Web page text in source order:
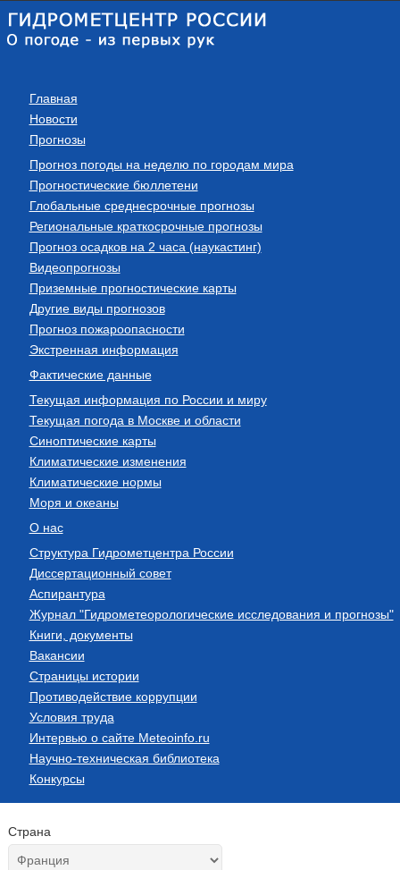
Главная
Новости
Прогнозы
Прогноз погоды на неделю по городам мира
Прогностические бюллетени
Глобальные среднесрочные прогнозы
Региональные краткосрочные прогнозы
Прогноз осадков на 2 часа (наукастинг)
Видеопрогнозы
Приземные прогностические карты
Другие виды прогнозов
Прогноз пожароопасности
Экстренная информация
Фактические данные
Текущая информация по России и миру
Текущая погода в Москве и области
Синоптические карты
Климатические изменения
Климатические нормы
Моря и океаны
О нас
Структура Гидрометцентра России
Диссертационный совет
Аспирантура
Журнал "Гидрометеорологические исследования и прогнозы"
Книги, документы
Вакансии
Страницы истории
Противодействие коррупции
Условия труда
Интервью о сайте Meteoinfo.ru
Научно-техническая библиотека
Конкурсы
Страна